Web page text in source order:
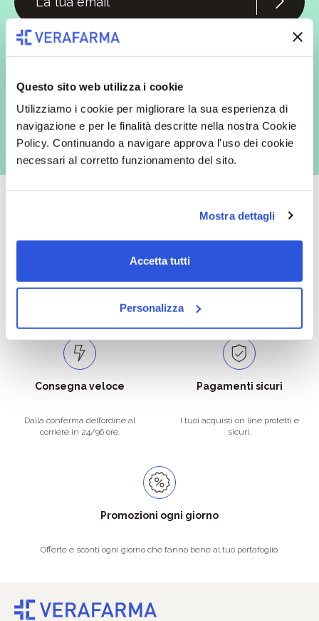
Questo sito web utilizza i cookie
Utilizziamo i cookie per migliorare la sua esperienza di
navigazione e per le finalità descritte nella nostra Cookie
Policy. Continuando a navigare approva l'uso dei cookie
necessari al corretto funzionamento del sito.
Mostra dettagli
Accetta tutti
Personalizza
In qualità di interessato, avendo letto l’informativa
redatta ai sensi del Regolamento EU 2016/679, acconsento
con inviti e comunicazioni commerciali - e modalità tradizionali, quali ad
Catalogo prodotti ampio e completo
per soddisfare tutte le esigenze.
Con un acquisto minimo di 29.90 €
la spedizione la regaliamo noi.
Spedizioni in tutta Europa a 20€.
Consegna veloce
Dalla conferma dell’ordine al
corriere in 24/96 ore.
Pagamenti sicuri
I tuoi acquisti on line protetti e
sicuri.
Promozioni ogni giorno
Offerte e sconti ogni giorno che fanno bene al tuo portafoglio.